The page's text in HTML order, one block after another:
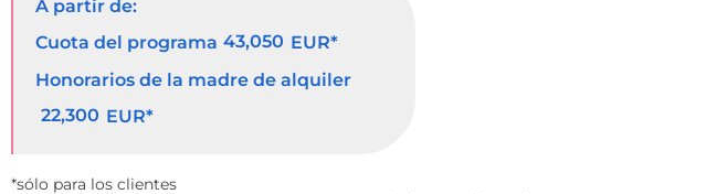
A partir de:
Cuota del programa 43,050 EUR*
Honorarios de la madre de alquiler
22,300 EUR*
*sólo para los clientes